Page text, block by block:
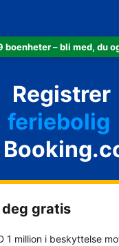
boenheter – bli med, du
Registrer
hotellet ditt
feriebolig
rorbua di
gratis
1 million i beskyttelse